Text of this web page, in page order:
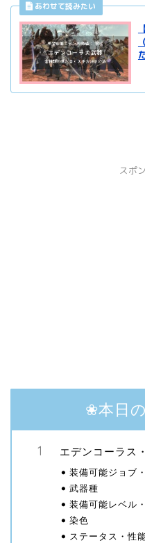
スポ
❀本日
エデンコーラス
装備可能ジョブ
武器種
装備可能レベル
染色
ステータス・性